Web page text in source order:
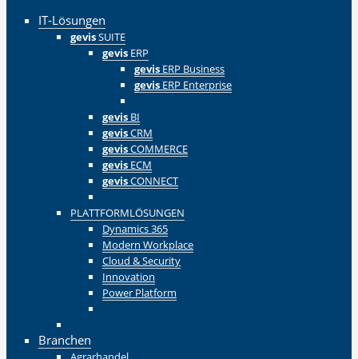
IT-Lösungen
gevisSUITE
gevis ERP
gevis ERP Business
gevis ERP Enterprise
gevis BI
gevisCRM
gevisCOMMERCE
gevis ECM
gevisCONNECT
PLATTFORMLÖSUNGEN
Dynamics 365
Modern Workplace
Cloud & Security
Innovation
Power Platform
Branchen